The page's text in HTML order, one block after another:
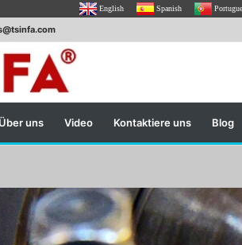
English Spanish
Über uns Video Kontaktiere uns Blog